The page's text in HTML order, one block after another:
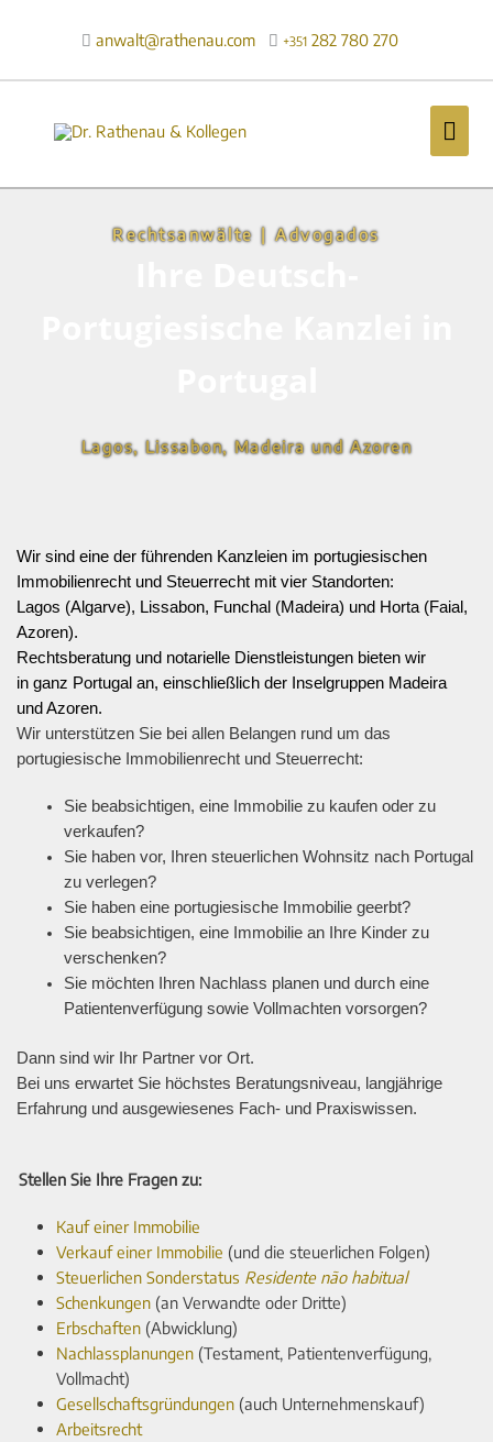
 anwalt@rathenau.com +351 282 780 270
Rechtsanwälte | Advogados
Lagos, Lissabon, Madeira und Azoren
Wir sind eine der führenden Kanzleien im portugiesischen
Immobilienrecht und Steuerrecht mit vier Standorten:
Lagos (Algarve), Lissabon, Funchal (Madeira) und Horta (Faial,
Azoren).
Rechtsberatung und notarielle Dienstleistungen bieten wir
in ganz Portugal an, einschließlich der Inselgruppen Madeira
und Azoren.
Wir unterstützen Sie bei allen Belangen rund um das
portugiesische Immobilienrecht und Steuerrecht:
Sie beabsichtigen, eine Immobilie zu kaufen oder zu
verkaufen?
Sie haben vor, Ihren steuerlichen Wohnsitz nach Portugal
zu verlegen?
Sie haben eine portugiesische Immobilie geerbt?
Sie beabsichtigen, eine Immobilie an Ihre Kinder zu
verschenken?
Sie möchten Ihren Nachlass planen und durch eine
Patientenverfügung sowie Vollmachten vorsorgen?
Dann sind wir Ihr Partner vor Ort.
Bei uns erwartet Sie höchstes Beratungsniveau, langjährige
Erfahrung und ausgewiesenes Fach- und Praxiswissen.
Stellen Sie Ihre Fragen zu:
Kauf einer Immobilie
Verkauf einer Immobilie (und die steuerlichen Folgen)
Steuerlichen Sonderstatus Residente não habitual
Schenkungen (an Verwandte oder Dritte)
Erbschaften (Abwicklung)
Nachlassplanungen (Testament, Patientenverfügung,
Vollmacht)
Gesellschaftsgründungen (auch Unternehmenskauf)
Arbeitsrecht